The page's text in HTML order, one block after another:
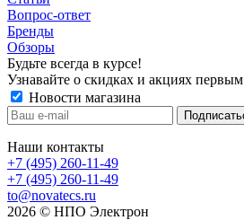
Вопрос-ответ
Бренды
Обзоры
Будьте всегда в курсе!
Узнавайте о скидках и акциях первым
Новости магазина
Наши контакты
+7 (495) 260-11-49
+7 (495) 260-11-49
to@novatecs.ru
2026 © НПО Электрон